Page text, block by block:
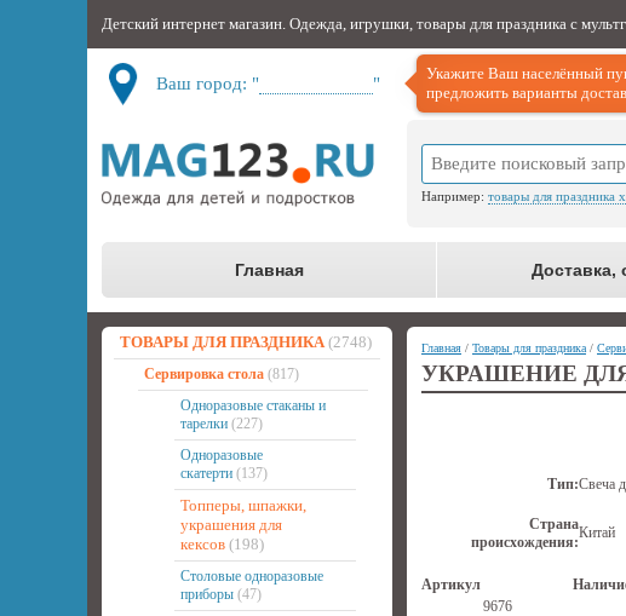
Детский интернет магазин. Одежда, игрушки, товары для праздника с
Ваш город: " "
Укажите Ваш населённый
предложить варианты
Например: товары для праздника
Главная Доставка,
ТОВАРЫ ДЛЯ ПРАЗДНИКА (2748)
Сервировка стола (817)
Одноразовые стаканы и
тарелки (227)
Одноразовые
скатерти (137)
Топперы, шпажки,
украшения для
кексов (198)
Столовые одноразовые
приборы (47)
Главная / Товары для праздника /
УКРАШЕНИЕ
Тип:Свеча
Страна
происхождения:
Китай
Артикул
9676